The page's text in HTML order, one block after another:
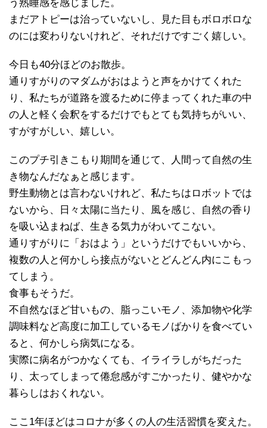
う熟睡感を感じました。
まだアトピーは治っていないし、見た目もボロボロな
のには変わりないけれど、それだけですごく嬉しい。
今日も40分ほどのお散歩。
通りすがりのマダムがおはようと声をかけてくれた
り、私たちが道路を渡るために停まってくれた車の中
の人と軽く会釈をするだけでもとても気持ちがいい、
すがすがしい、嬉しい。
このプチ引きこもり期間を通じて、人間って自然の生
き物なんだなぁと感じます。
野生動物とは言わないけれど、私たちはロボットでは
ないから、日々太陽に当たり、風を感じ、自然の香り
を吸い込まねば、生きる気力がわいてこない。
通りすがりに「おはよう」というだけでもいいから、
複数の人と何かしら接点がないとどんどん内にこもっ
てしまう。
食事もそうだ。
不自然なほど甘いもの、脂っこいモノ、添加物や化学
調味料など高度に加工しているモノばかりを食べてい
ると、何かしら病気になる。
実際に病名がつかなくても、イライラしがちだった
り、太ってしまって倦怠感がすごかったり、健やかな
暮らしはおくれない。
ここ1年ほどはコロナが多くの人の生活習慣を変えた。